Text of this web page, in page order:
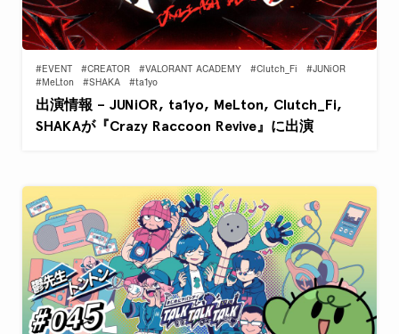
#EVENT #CREATOR #VALORANT ACADEMY #Clutch_Fi
#JUNiOR
#MeLton
#SHAKA #ta1yo
出演情報 – JUNiOR, ta1yo, MeLton, Clutch_Fi,
SHAKAが『Crazy Raccoon Revive』に出演